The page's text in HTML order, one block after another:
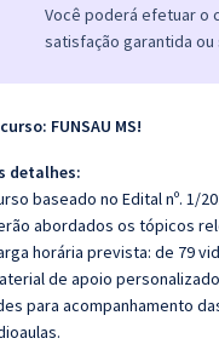
Você poderá efetuar o
satisfação garantida
FUNSAU MS!
detalhes:
baseado no Edital nº. 1/
abordados os tópicos
horária prevista: de 79
de apoio
para acompanhamento